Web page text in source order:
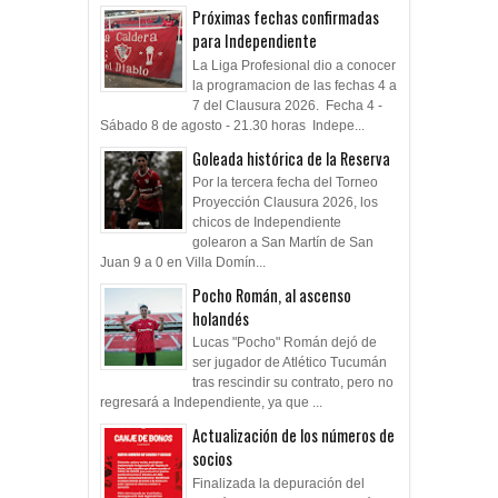
Próximas fechas confirmadas
para Independiente
La Liga Profesional dio a conocer
la programacion de las fechas 4 a
7 del Clausura 2026. Fecha 4 -
Sábado 8 de agosto - 21.30 horas Indepe...
Goleada histórica de la Reserva
Por la tercera fecha del Torneo
Proyección Clausura 2026, los
chicos de Independiente
golearon a San Martín de San
Juan 9 a 0 en Villa Domín...
Pocho Román, al ascenso
holandés
Lucas "Pocho" Román dejó de
ser jugador de Atlético Tucumán
tras rescindir su contrato, pero no
regresará a Independiente, ya que ...
Actualización de los números de
socios
Finalizada la depuración del